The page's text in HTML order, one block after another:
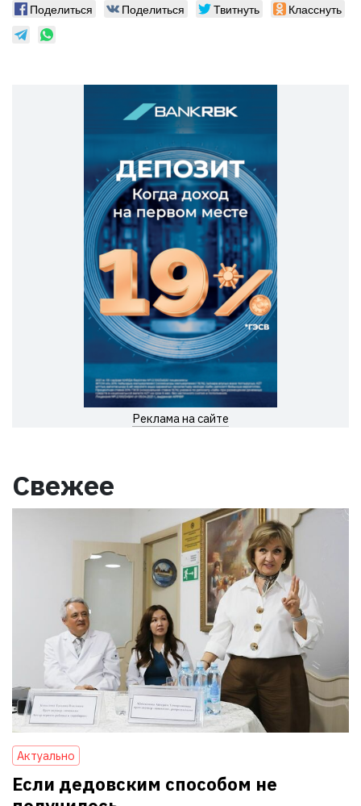
Поделиться Поделиться Твитнуть Класснуть
Реклама на сайте
Свежее
Актуально
Если дедовским способом не